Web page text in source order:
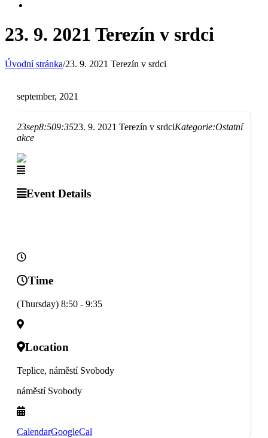
23. 9. 2021 Terezín v srdci
Úvodní stránka/23. 9. 2021 Terezín v srdci
september, 2021
23sep8:509:3523. 9. 2021 Terezín v srdciKategorie:Ostatní
akce
Event Details
Time
(Thursday) 8:50 - 9:35
Location
Teplice, náměstí Svobody
náměstí Svobody
CalendarGoogleCal